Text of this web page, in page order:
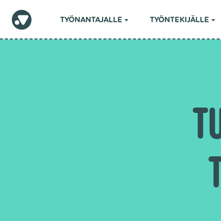
TYÖNANTAJALLE TYÖNTEKIJÄLLE